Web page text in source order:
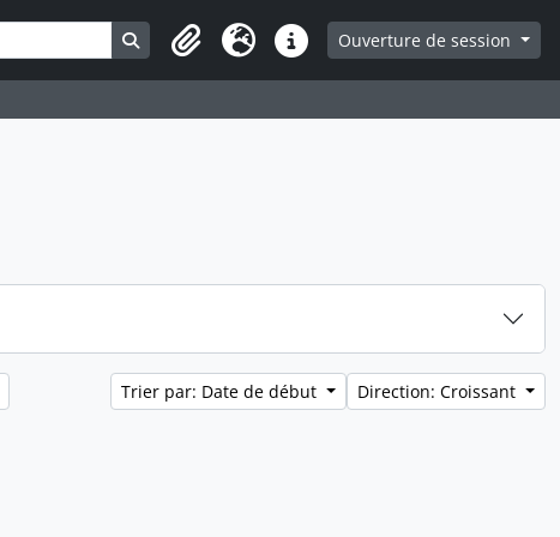
Search in browse page
Presse-papier
LangueLiens rapidesOuverture de session
Trier par: Date de début Direction: Croissant